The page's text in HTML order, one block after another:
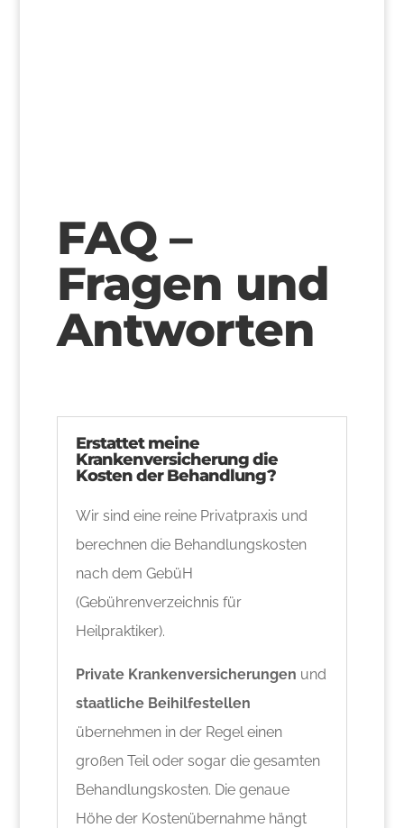
FAQ –
Fragen und
Antworten
Erstattet meine
Krankenversicherung die
Kosten der Behandlung?
Wir sind eine reine Privatpraxis und
berechnen die Behandlungskosten
nach dem GebüH
(Gebührenverzeichnis für
Heilpraktiker).
Private Krankenversicherungen und
staatliche Beihilfestellen
übernehmen in der Regel einen
großen Teil oder sogar die gesamten
Behandlungskosten. Die genaue
Höhe der Kostenübernahme hängt